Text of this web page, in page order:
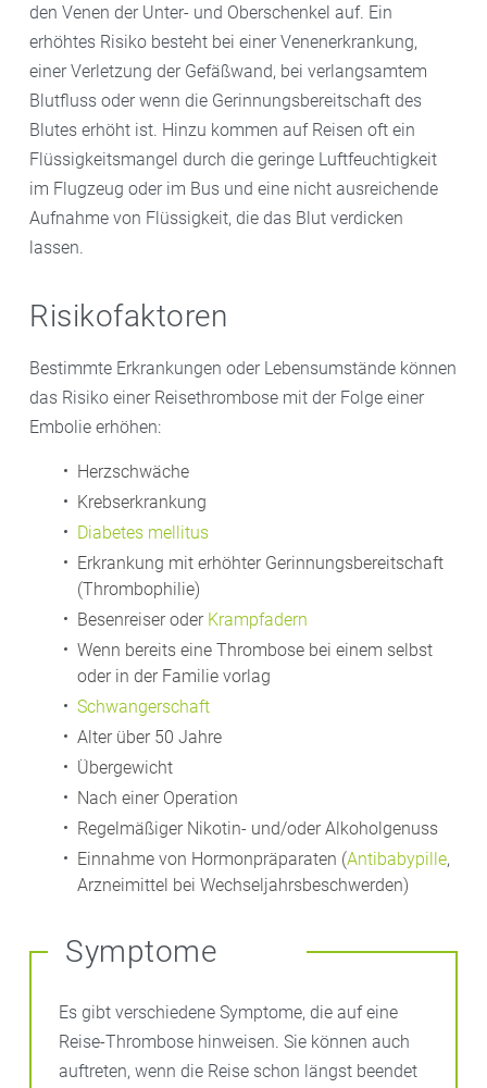
den Venen der Unter- und Oberschenkel auf. Ein
erhöhtes Risiko besteht bei einer Venenerkrankung,
einer Verletzung der Gefäßwand, bei verlangsamtem
Blutfluss oder wenn die Gerinnungsbereitschaft des
Blutes erhöht ist. Hinzu kommen auf Reisen oft ein
Flüssigkeitsmangel durch die geringe Luftfeuchtigkeit
im Flugzeug oder im Bus und eine nicht ausreichende
Aufnahme von Flüssigkeit, die das Blut verdicken
lassen.
Risikofaktoren
Bestimmte Erkrankungen oder Lebensumstände können
das Risiko einer Reisethrombose mit der Folge einer
Embolie erhöhen:
Herzschwäche
Krebserkrankung
Diabetes mellitus
Erkrankung mit erhöhter Gerinnungsbereitschaft
(Thrombophilie)
Besenreiser oder Krampfadern
Wenn bereits eine Thrombose bei einem selbst
oder in der Familie vorlag
Schwangerschaft
Alter über 50 Jahre
Übergewicht
Nach einer Operation
Regelmäßiger Nikotin- und/oder Alkoholgenuss
Einnahme von Hormonpräparaten (Antibabypille,
Arzneimittel bei Wechseljahrsbeschwerden)
Symptome
Es gibt verschiedene Symptome, die auf eine
Reise-Thrombose hinweisen. Sie können auch
auftreten, wenn die Reise schon längst beendet